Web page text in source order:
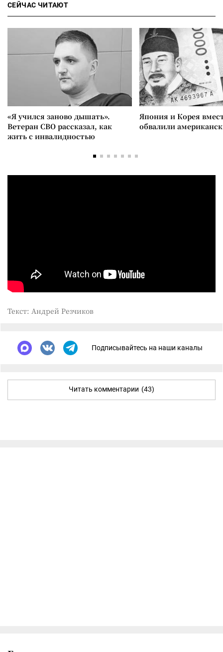
СЕЙЧАС ЧИТАЮТ
«Я учился заново дышать».
Ветеран СВО рассказал, как
жить с инвалидностью
Япония и Корея
обвалили
Текст: Андрей Резчиков
Подписывайтесь на наши каналы
Читать комментарии (43)